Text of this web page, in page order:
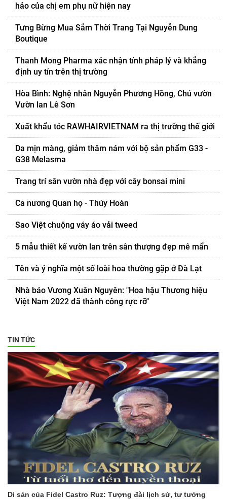
hảo của chị em phụ nữ hiện nay
Tưng Bừng Mua Sắm Thời Trang Tại Nguyễn Dung
Boutique
Thanh Mong Pharma xác nhận tính pháp lý và khẳng
định uy tín trên thị trường
Hòa Bình: Nghệ nhân Nguyễn Phương Hồng, Chủ vườn
Vườn lan Lê Sơn
Xuất khẩu tóc RAWHAIRVIETNAM ra thị trường thế giới
Da mịn màng, giảm thâm nám với bộ sản phẩm G33 -
G38 Melasma
Trang trí sân vườn nhà đẹp với cây bonsai mini
Ca nương Quan họ - Thúy Hoàn
Sao Việt chuộng váy áo vải tweed
5 mẫu thiết kế vườn lan trên sân thượng đẹp mê mẩn
Tên và ý nghĩa một số loài hoa thường gặp ở Đà Lạt
Nhà báo Vương Xuân Nguyên: "Hoa hậu Thương hiệu
Việt Nam 2022 đã thành công rực rỡ"
TIN TỨC
Di sản của Fidel Castro Ruz: Tượng đài lịch sử, tư tưởng